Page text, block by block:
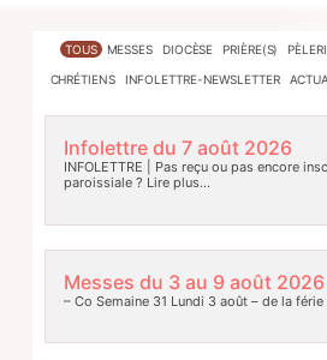
TOUS MESSES DIOCÈSE PRIÈRE(S)
CHRÉTIENS INFOLETTRE-NEWSLETTER
Infolettre du 7 août 2026
INFOLETTRE | Pas reçu ou pas encore
paroissiale ? Lire plus…
Messes du 3 au 9 août 2026
– Co Semaine 31 Lundi 3 août – de la férie